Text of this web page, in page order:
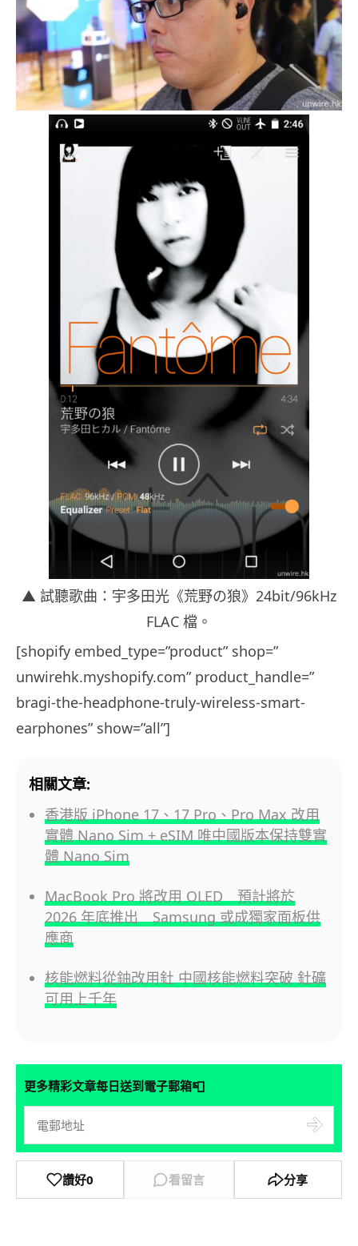
▲ 試聽歌曲：宇多田光《荒野の狼》24bit/96kHz
FLAC 檔。
[shopify embed_type=”product” shop=”
unwirehk.myshopify.com” product_handle=”
bragi-the-headphone-truly-wireless-smart-
earphones” show=”all”]
相關文章:
香港版 iPhone 17、17 Pro、Pro Max 改用
實體 Nano Sim + eSIM 唯中國版本保持雙實
體 Nano Sim
MacBook Pro 將改用 OLED 預計將於
2026 年底推出 Samsung 或成獨家面板供
應商
核能燃料從鈾改用釷 中國核能燃料突破 釷礦
可用上千年
更多精彩文章每日送到電子郵箱📮
讚好0 看留言 分享